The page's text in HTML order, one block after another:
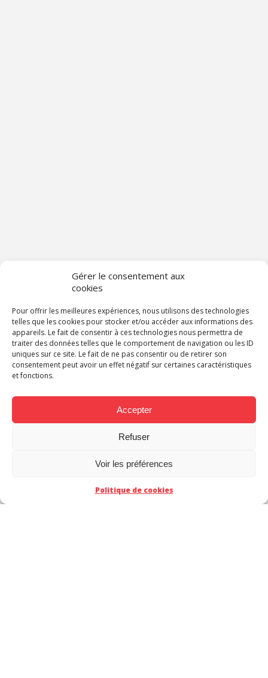
Gérer le consentement aux
cookies
Pour offrir les meilleures expériences, nous utilisons des technologies
telles que les cookies pour stocker et/ou accéder aux informations des
appareils. Le fait de consentir à ces technologies nous permettra de
traiter des données telles que le comportement de navigation ou les ID
uniques sur ce site. Le fait de ne pas consentir ou de retirer son
consentement peut avoir un effet négatif sur certaines caractéristiques
et fonctions.
Accepter
Refuser
Voir les préférences
Politique de cookies